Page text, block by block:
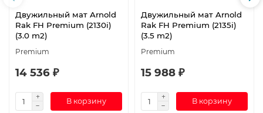
Двужильный мат Arnold
Rak FH Premium (2130i)
(3.0 m2)
Premium
14 536 ₽
В корзину
Двужильный мат Arnold
Rak FH Premium (2135i)
(3.5 m2)
Premium
15 988 ₽
В корзину